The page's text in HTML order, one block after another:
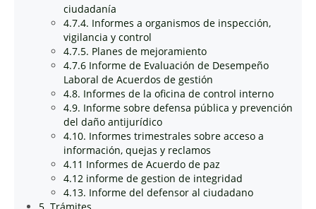
ciudadanía
4.7.4. Informes a organismos de inspección,
vigilancia y control
4.7.5. Planes de mejoramiento
4.7.6 Informe de Evaluación de Desempeño
Laboral de Acuerdos de gestión
4.8. Informes de la oficina de control interno
4.9. Informe sobre defensa pública y prevención
del daño antijurídico
4.10. Informes trimestrales sobre acceso a
información, quejas y reclamos
4.11 Informes de Acuerdo de paz
4.12 informe de gestion de integridad
4.13. Informe del defensor al ciudadano